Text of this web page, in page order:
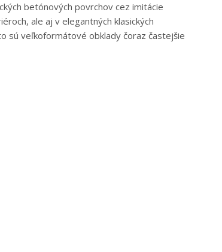
betónových povrchov cez imitácie
ale aj v elegantných klasických
sú veľkoformátové obklady čoraz častejšie